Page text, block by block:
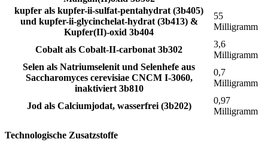
kupfer als kupfer-ii-sulfat-pentahydrat (3b405)
und kupfer-ii-glycinchelat-hydrat (3b413) &
Kupfer(II)-oxid 3b404
55
Milligramm
Cobalt als Cobalt-II-carbonat 3b302
3,6
Milligramm
Selen als Natriumselenit und Selenhefe aus
Saccharomyces cerevisiae CNCM I-3060,
inaktiviert 3b810
0,7
Milligramm
Jod als Calciumjodat, wasserfrei (3b202)
0,97
Milligramm
Technologische Zusatzstoffe